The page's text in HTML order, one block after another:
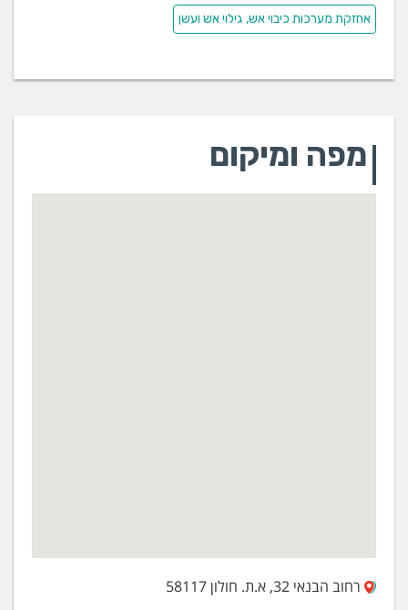
אחזקת מערכות כיבוי אש, גילוי אש ועשן
מפה ומיקום
רחוב הבנאי 32, א.ת. חולון 58117